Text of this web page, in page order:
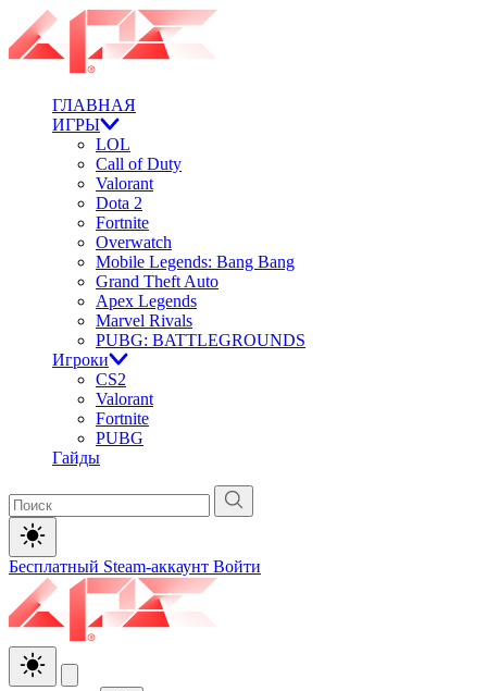
ГЛАВНАЯ
ИГРЫ
LOL
Call of Duty
Valorant
Dota 2
Fortnite
Overwatch
Mobile Legends: Bang Bang
Grand Theft Auto
Apex Legends
Marvel Rivals
PUBG: BATTLEGROUNDS
Игроки
CS2
Valorant
Fortnite
PUBG
Гайды
Бесплатный Steam-аккаунт Войти